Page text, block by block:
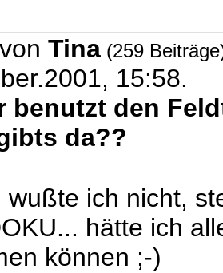
Tina (259
15:58.
benutzt den
da??
wußte ich nicht,
hätte ich
können ;-)